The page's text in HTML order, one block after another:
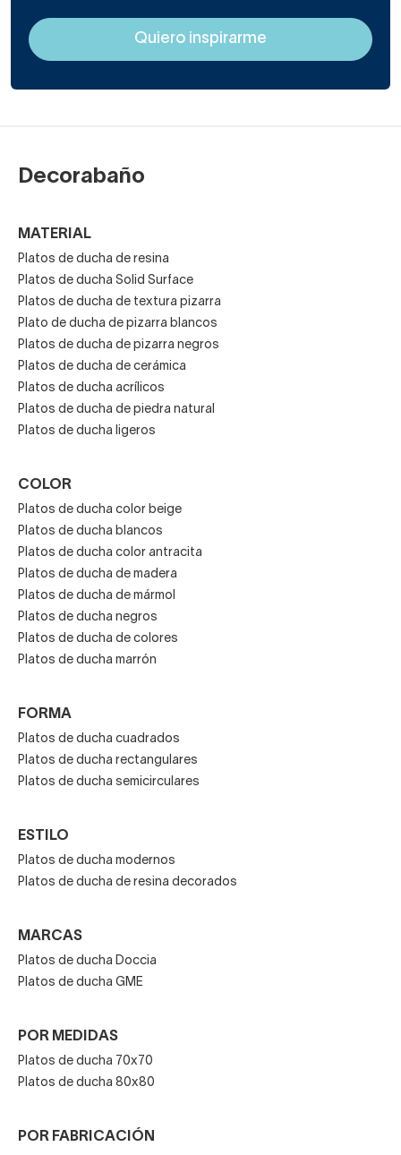
Decorabaño
MATERIAL
Platos de ducha de resina
Platos de ducha Solid Surface
Platos de ducha de textura pizarra
Plato de ducha de pizarra blancos
Platos de ducha de pizarra negros
Platos de ducha de cerámica
Platos de ducha acrílicos
Platos de ducha de piedra natural
Platos de ducha ligeros
COLOR
Platos de ducha color beige
Platos de ducha blancos
Platos de ducha color antracita
Platos de ducha de madera
Platos de ducha de mármol
Platos de ducha negros
Platos de ducha de colores
Platos de ducha marrón
FORMA
Platos de ducha cuadrados
Platos de ducha rectangulares
Platos de ducha semicirculares
ESTILO
Platos de ducha modernos
Platos de ducha de resina decorados
MARCAS
Platos de ducha Doccia
Platos de ducha GME
POR MEDIDAS
Platos de ducha 70x70
Platos de ducha 80x80​
POR FABRICACIÓN